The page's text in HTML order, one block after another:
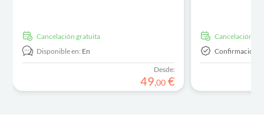
cancelación gratuita
Disponible en: En
Desde:
49,00 €
cancelación
Confirmación